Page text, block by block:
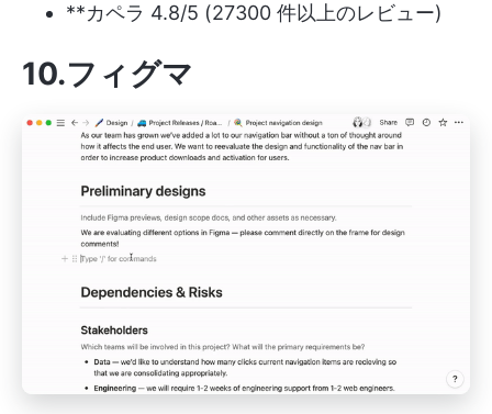
**カペラ 4.8/5 (27300 件以上のレビュー)
10.フィグマ